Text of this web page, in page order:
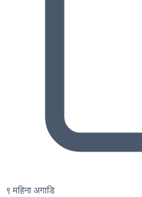
९ महिना अगाडि